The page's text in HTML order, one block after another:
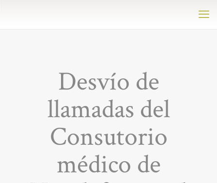
Desvío de
llamadas del
Consutorio
médico de